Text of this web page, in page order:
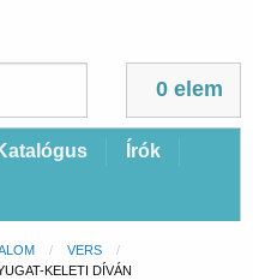
0 elem
Írók
VERS
KELETI DÍVÁN